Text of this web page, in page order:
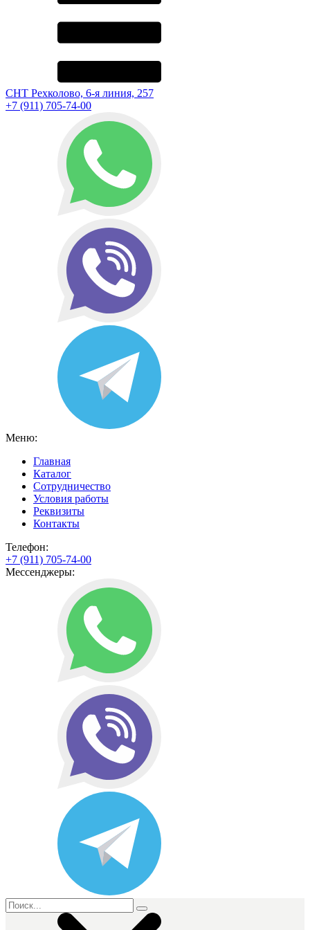
СНТ Рехколово, 6-я линия, 257
+7 (911) 705-74-00
Меню:
Главная
Каталог
Сотрудничество
Условия работы
Реквизиты
Контакты
Телефон:
+7 (911) 705-74-00
Мессенджеры: